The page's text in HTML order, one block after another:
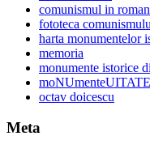
comunismul in
fototeca
harta monumentelor
memoria
monumente istorice
moNUmenteUITATE
octav doicescu
Meta